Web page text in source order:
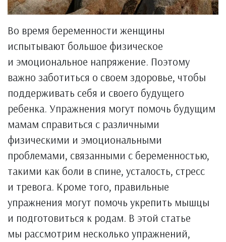
Во время беременности женщины
испытывают большое физическое
и эмоциональное напряжение. Поэтому
важно заботиться о своем здоровье, чтобы
поддерживать себя и своего будущего
ребенка. Упражнения могут помочь будущим
мамам справиться с различными
физическими и эмоциональными
проблемами, связанными с беременностью,
такими как боли в спине, усталость, стресс
и тревога. Кроме того, правильные
упражнения могут помочь укрепить мышцы
и подготовиться к родам. В этой статье
мы рассмотрим несколько упражнений,